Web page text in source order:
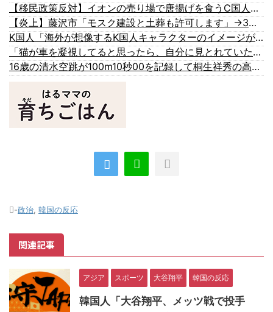
【移民政策反対】イオンの売り場で唐揚げを食うC国人の子供
【炎上】藤沢市「モスク建設と土葬も許可します」→3万人の反対署名も却下
K国人「海外が想像するK国人キャラクターのイメージがこちら・・・」
「猫が車を凝視してると思ったら、自分に見とれていた…」（動画）
16歳の清水空跳が100m10秒00を記録して桐生祥秀の高校記録を更新、海外陸上競技ファンも大衝撃（海外の反応）
-政治 韓国の反応
関連記事
アジア スポーツ 大谷翔平 韓国の反応
韓国人「大谷翔平、メッツ戦で投手